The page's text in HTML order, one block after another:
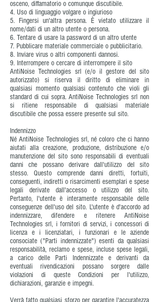
osceno, diffamatorio o comunque discutibile.
4. Uso di linguaggio volgare o ingiurioso
5. Fingersi un'altra persona. È vietato utilizzare il
nome/dati di un altro utente o persona.
6. Tentare di usare la password di un altro utente
7. Pubblicare materiale commerciale o pubblicitario.
8. Inviare virus o altri componenti dannosi.
9. Interrompere o cercare di interrompere il sito
AntiNoise Technologies srl (e/o il gestore del sito
autorizzato) si riserva il diritto di eliminare in
qualsiasi momento qualsiasi contenuto che violi gli
standard di cui sopra. AntiNoise Technologies srl non
si ritiene responsabile di qualsiasi materiale
discutibile che possa essere presente sul sito.
Indennizzo
Né AntiNoise Technologies srl, né coloro che ci hanno
aiutati alla creazione, produzione, distribuzione e/o
manutenzione del sito sono responsabili di eventuali
danni che possano derivare dall'utilizzo del sito
stesso. Questo comprende danni diretti, fortuiti,
conseguenti, indiretti o risarcimenti esemplari e spese
legali derivate dall'accesso o utilizzo del sito.
Pertanto, l'utente è interamente responsabile delle
conseguenze dell'uso del sito. L'utente è d'accordo ad
indennizzare, difendere e ritenere AntiNoise
Technologies srl, i fornitori di servizi, i concessori di
licenza e i licenziatari, i funzionari e le aziende
consociate ("Parti indennizzate") esenti da qualsiasi
responsabilità, reclamo e spese, incluse spese legali,
a carico delle Parti Indennizzate e derivanti da
eventuali rivendicazioni possano sorgere dalle
violazioni di queste Condizioni per l'utilizzo,
dichiarazioni, garanzie e impegni.
Verrà fatto qualsiasi sforzo per garantire l'accuratezza